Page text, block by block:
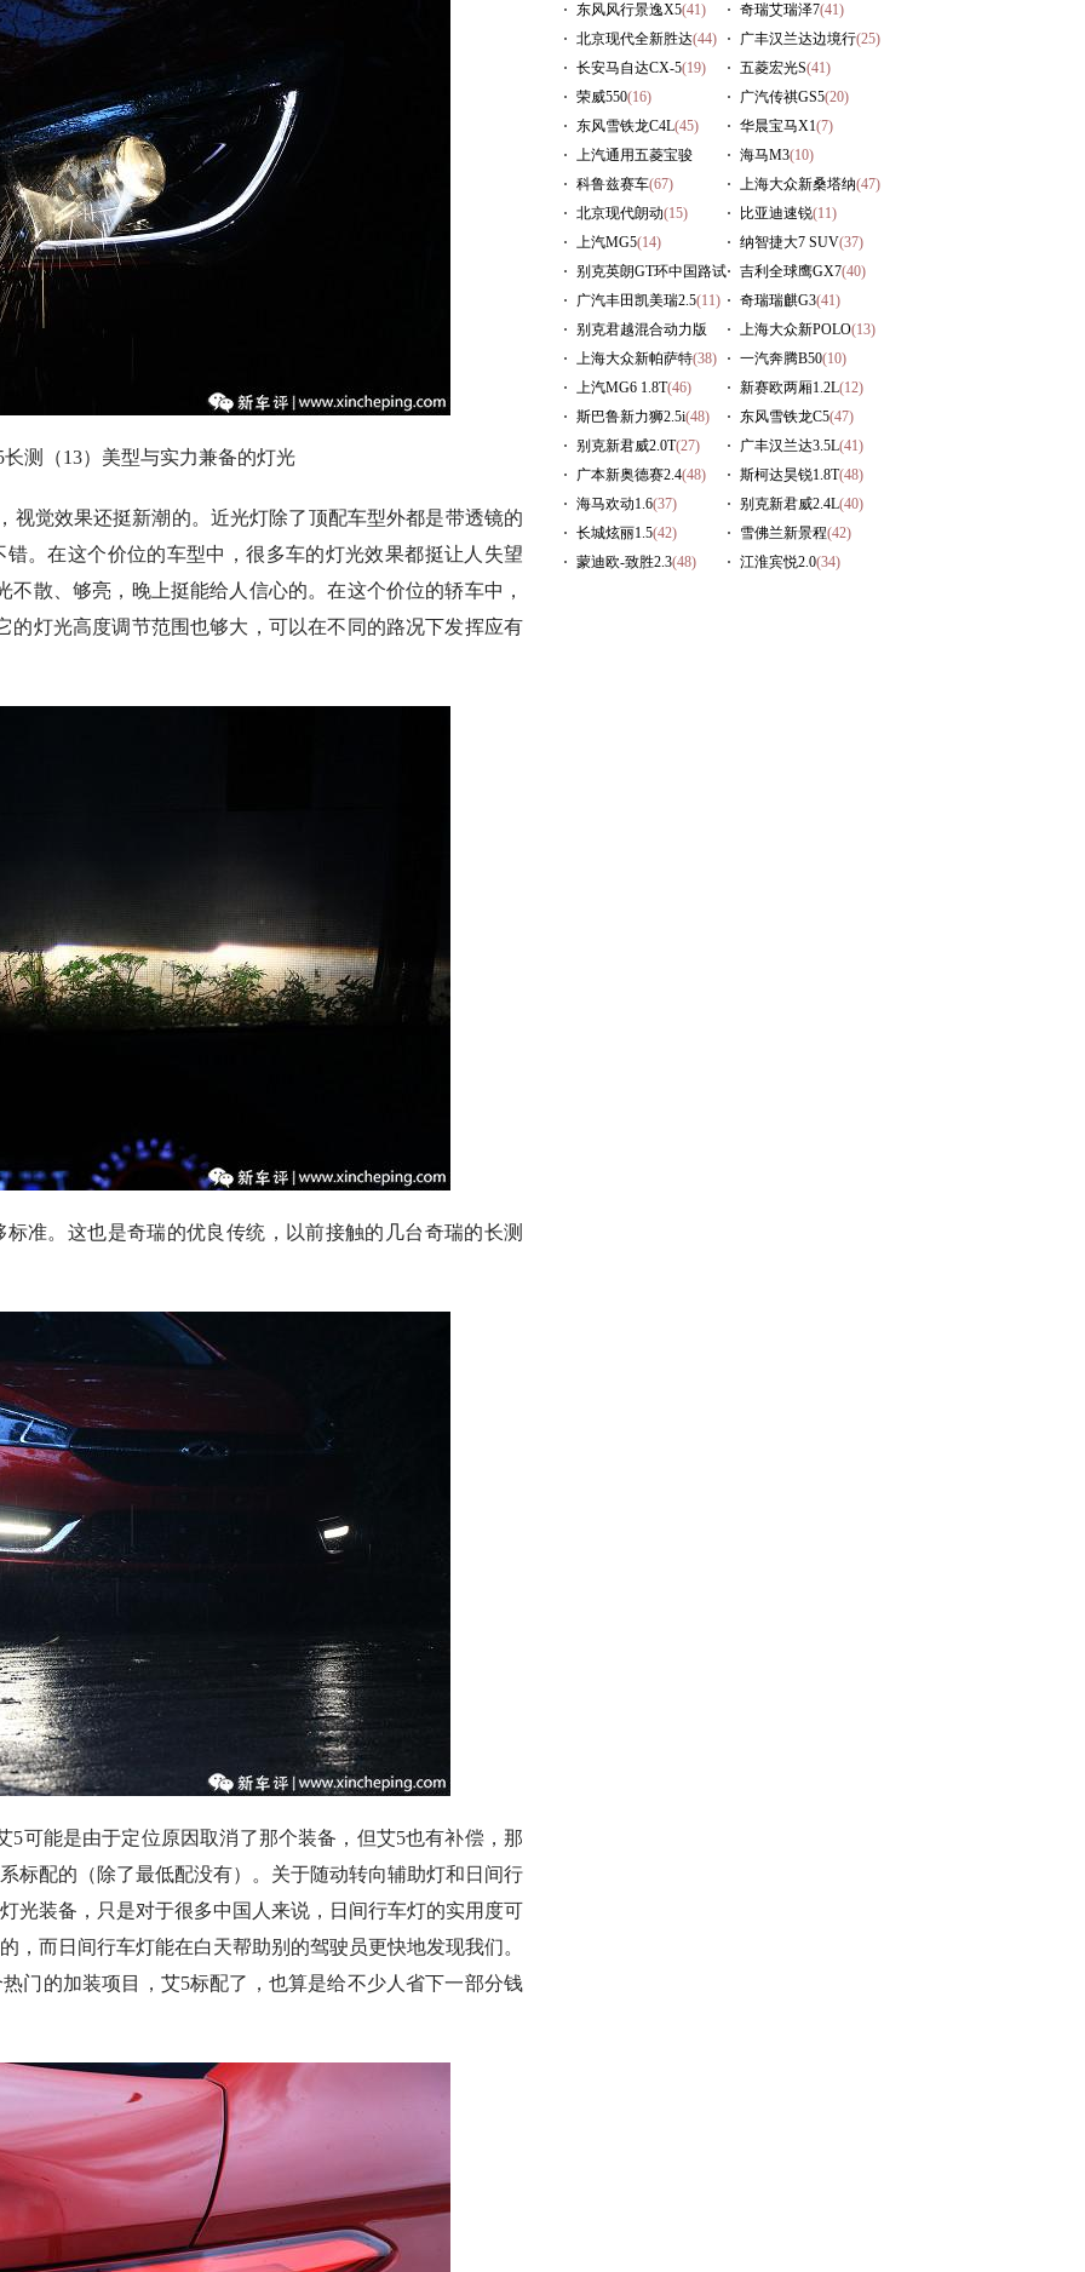
视觉效果还挺新潮的。近光灯除了顶配车型外都是带透镜的
。在这个价位的车型中，很多车的灯光效果都挺让人失望
散、够亮，晚上挺能给人信心的。在这个价位的轿车中，
的灯光高度调节范围也够大，可以在不同的路况下发挥应有
准。这也是奇瑞的优良传统，以前接触的几台奇瑞的长测
5可能是由于定位原因取消了那个装备，但艾5也有补偿，那
标配的（除了最低配没有）。关于随动转向辅助灯和日间行
光装备，只是对于很多中国人来说，日间行车灯的实用度可
，而日间行车灯能在白天帮助别的驾驶员更快地发现我们。
门的加装项目，艾5标配了，也算是给不少人省下一部分钱
(16)
东风风行景逸X5(41) 奇瑞艾瑞泽7(41)
北京现代全新胜达(44) 广丰汉兰达边境行(25)
长安马自达CX-5(19) 五菱宏光S(41)
荣威550(16) 广汽传祺GS5(20)
东风雪铁龙C4L(45) 华晨宝马X1(7)
上汽通用五菱宝骏
630(16)
海马M3(10)
科鲁兹赛车(67) 上海大众新桑塔纳(47)
北京现代朗动(15) 比亚迪速锐(11)
上汽MG5(14) 纳智捷大7 SUV(37)
别克英朗GT环中国路试
(54)
吉利全球鹰GX7(40)
广汽丰田凯美瑞2.5(11) 奇瑞瑞麒G3(41)
别克君越混合动力版
(14)
上海大众新POLO(13)
上海大众新帕萨特(38) 一汽奔腾B50(10)
上汽MG6 1.8T(46) 新赛欧两厢1.2L(12)
斯巴鲁新力狮2.5i(48) 东风雪铁龙C5(47)
别克新君威2.0T(27) 广丰汉兰达3.5L(41)
广本新奥德赛2.4(48) 斯柯达昊锐1.8T(48)
海马欢动1.6(37) 别克新君威2.4L(40)
长城炫丽1.5(42) 雪佛兰新景程(42)
蒙迪欧-致胜2.3(48) 江淮宾悦2.0(34)